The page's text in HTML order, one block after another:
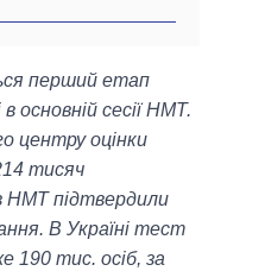
перший етап
основній сесії НМТ.
центру оцінки
тисяч
НМТ підтвердили
В Україні тест
190 тис. осіб, за